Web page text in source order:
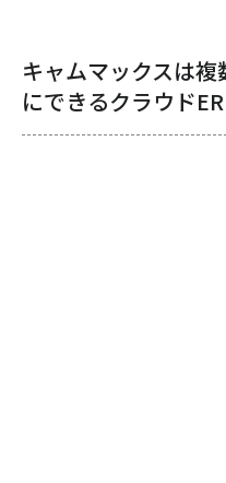
キャムマックスは
にできるクラウド